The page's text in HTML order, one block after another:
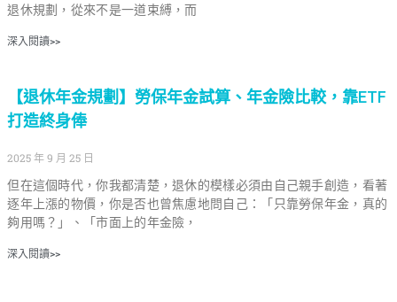
退休規劃，從來不是一道束縛，而
深入閱讀>>
【退休年金規劃】勞保年金試算、年金險比較，靠ETF
打造終身俸
2025 年 9 月 25 日
但在這個時代，你我都清楚，退休的模樣必須由自己親手創造，看著
逐年上漲的物價，你是否也曾焦慮地問自己：「只靠勞保年金，真的
夠用嗎？」、「市面上的年金險，
深入閱讀>>